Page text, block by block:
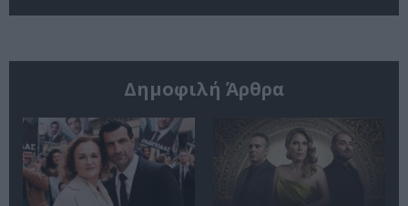
Δημοφιλή Άρθρα